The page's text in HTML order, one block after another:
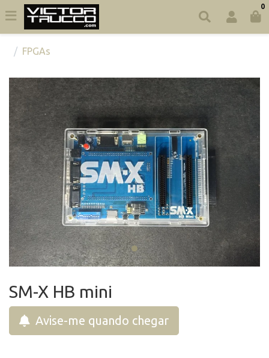
0
FPGAs
SM-X HB mini
Avise-me quando chegar